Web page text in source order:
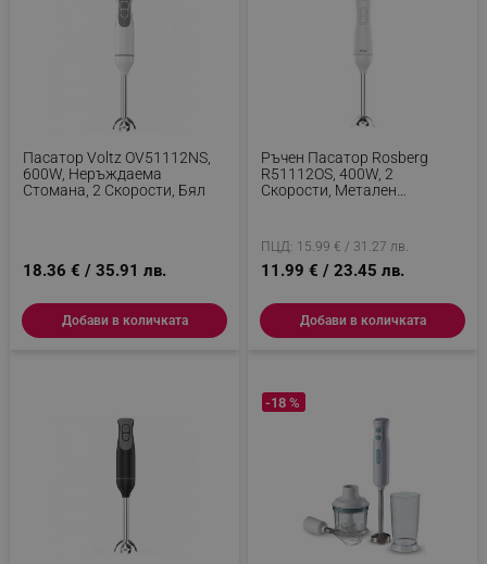
Пасатор Voltz OV51112NS,
600W, Неръждаема
Стомана, 2 Скорости, Бял
18.36 € / 35.91 лв.
Добави в количката
Ръчен Пасатор Rosberg
R51112OS, 400W, 2
Скорости, Метален
ПЦД: 15.99 € / 31.27 лв.
11.99 € / 23.45 лв.
Добави в количката
-18 %